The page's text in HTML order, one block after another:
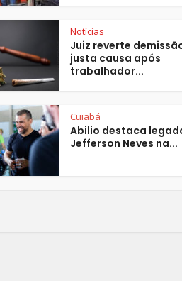
Notícias
Juiz reverte
justa causa após
trabalhador...
Cuiabá
Abilio destaca
Jefferson Neves na...